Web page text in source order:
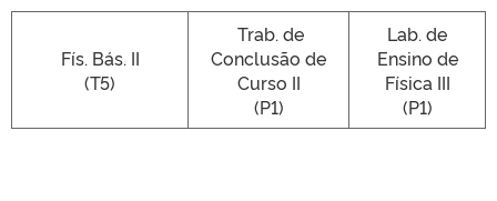
Fís. Bás. II
(T5)
Trab. de
Conclusão de
Curso II
(P1)
Lab. de
Ensino de
Física III
(P1)